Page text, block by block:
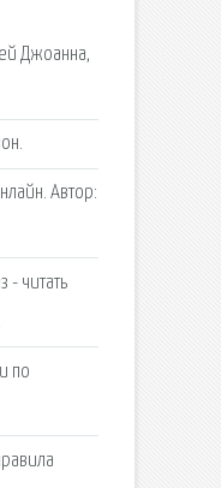
Джоанна,
Автор:
- читать
по